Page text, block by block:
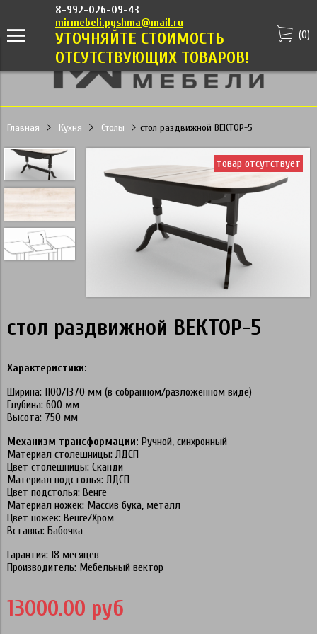
8-992-026-09-43
mirmebeli.pyshma@mail.ru
УТОЧНЯЙТЕ СТОИМОСТЬ
ОТСУТСТВУЮЩИХ ТОВАРОВ!
(0)
Главная Кухня Столы стол раздвижной ВЕКТОР-5
товар отсутствует
стол раздвижной ВЕКТОР-5
Характеристики:
Ширина: 1100/1370 мм (в собранном/разложенном виде)
Глубина: 600 мм
Высота: 750 мм
Механизм трансформации: Ручной, синхронный
Материал столешницы: ЛДСП
Цвет столешницы: Сканди
Материал подстолья: ЛДСП
Цвет подстолья: Венге
Материал ножек: Массив бука, металл
Цвет ножек: Венге/Хром
Вставка: Бабочка
Гарантия: 18 месяцев
Производитель: Мебельный вектор
13000.00 руб